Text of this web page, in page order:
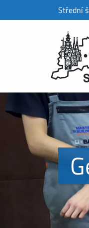
Střední